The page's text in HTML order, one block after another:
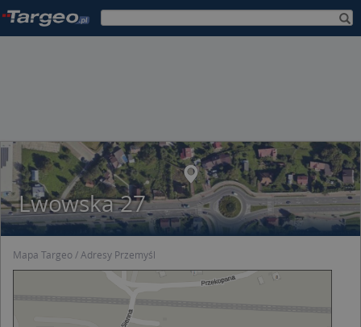
Lwowska 27
Mapa Targeo Adresy Przemyśl